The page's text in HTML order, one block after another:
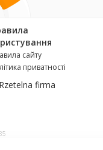
сайту
приватності